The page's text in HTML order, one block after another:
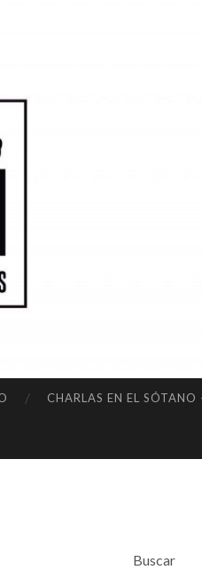
CHARLAS EN EL
Buscar